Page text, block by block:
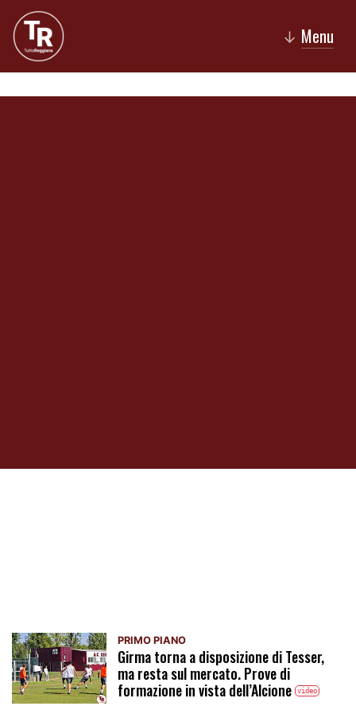
↓ Menu
PRIMO PIANO
Girma torna a disposizione di Tesser,
ma resta sul mercato. Prove di
formazione in vista dell’Alcione video